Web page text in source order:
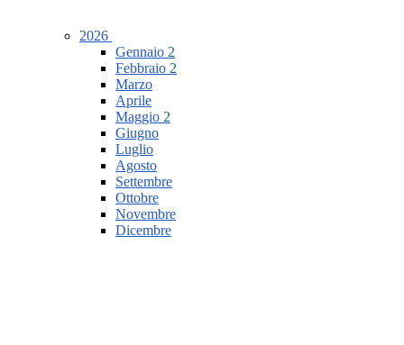
2026
Gennaio 2
Febbraio 2
Marzo
Aprile
Maggio 2
Giugno
Luglio
Agosto
Settembre
Ottobre
Novembre
Dicembre